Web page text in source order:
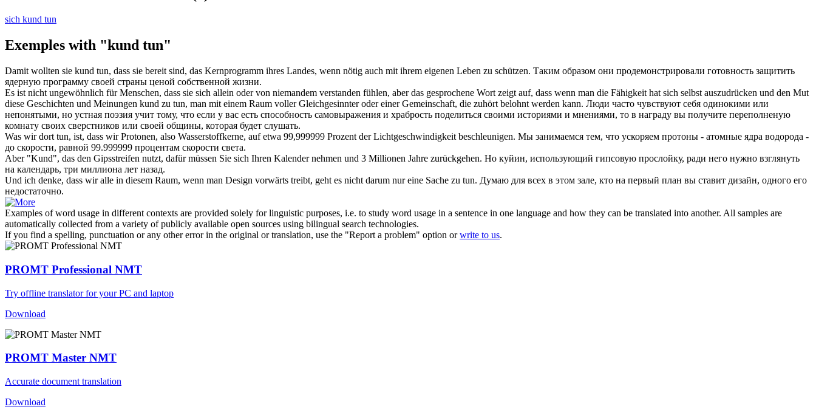
sich kund tun
Exemples with "kund tun"
Damit wollten sie kund tun, dass sie bereit sind, das Kernprogramm ihres Landes, wenn nötig auch mit ihrem eigenen Leben zu schützen. Таким образом они продемонстрировали готовность защитить
ядерную программу своей страны ценой собственной жизни.
Es ist nicht ungewöhnlich für Menschen, dass sie sich allein oder von niemandem verstanden fühlen, aber das gesprochene Wort zeigt auf, dass wenn man die Fähigkeit hat sich selbst auszudrücken und den Mut
diese Geschichten und Meinungen kund zu tun, man mit einem Raum voller Gleichgesinnter oder einer Gemeinschaft, die zuhört belohnt werden kann. Люди часто чувствуют себя одинокими или
непонятыми, но устная поэзия учит тому, что если у вас есть способность самовыражения и храбрость поделиться своими историями и мнениями, то в награду вы получите переполненую
комнату своих сверстников или своей общины, которая будет слушать.
Was wir dort tun, ist, dass wir Protonen, also Wasserstoffkerne, auf etwa 99,999999 Prozent der Lichtgeschwindigkeit beschleunigen. Мы занимаемся тем, что ускоряем протоны - атомные ядра водорода -
до скорости, равной 99.999999 процентам скорости света.
Aber "Kund", das den Gipsstreifen nutzt, dafür müssen Sie sich Ihren Kalender nehmen und 3 Millionen Jahre zurückgehen. Но куйин, использующий гипсовую прослойку, ради него нужно взглянуть
на календарь, три миллиона лет назад.
Und ich denke, dass wir alle in diesem Raum, wenn man Design vorwärts treibt, geht es nicht darum nur eine Sache zu tun. Думаю для всех в этом зале, кто на первый план вы ставит дизайн, одного его
недостаточно.
Examples of word usage in different contexts are provided solely for linguistic purposes, i.e. to study word usage in a sentence in one language and how they can be translated into another. All samples are
automatically collected from a variety of publicly available open sources using bilingual search technologies.
If you find a spelling, punctuation or any other error in the original or translation, use the "Report a problem" option orwrite to us.
PROMT Professional NMT
Try offline translator for your PC and laptop
Download
PROMT Master NMT
Accurate document translation
Download